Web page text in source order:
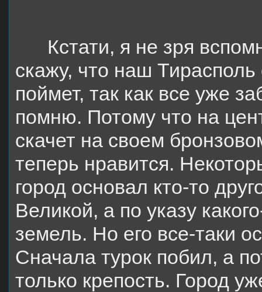
Кстати, я не зря
скажу, что наш
поймет, так как все уже
помню. Потому что на
скачет на своем
теперь нравится.
город основал кто-то
Великой, а по указу
земель. Но его все-таки
Сначала турок побил, а
только крепость. Город